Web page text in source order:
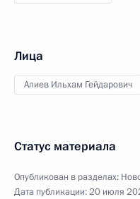
Лица
Алиев Ильхам Гейдарович
Статус материала
Опубликован в разделах:
Дата публикации:20 июля